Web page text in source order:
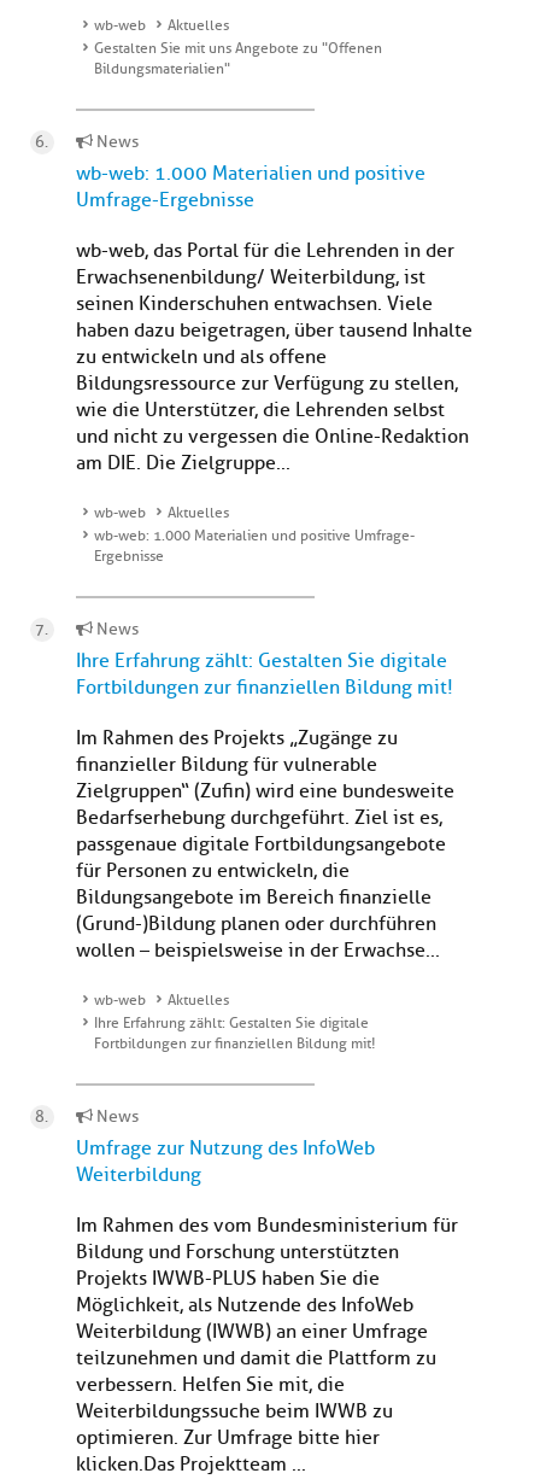
wb-web
Aktuelles
Gestalten Sie mit uns Angebote zu "Offenen
Bildungsmaterialien"
News
wb-web: 1.000 Materialien und positive
Umfrage-Ergebnisse
wb-web, das Portal für die Lehrenden in der
Erwachsenenbildung/ Weiterbildung, ist
seinen Kinderschuhen entwachsen. Viele
haben dazu beigetragen, über tausend Inhalte
zu entwickeln und als offene
Bildungsressource zur Verfügung zu stellen,
wie die Unterstützer, die Lehrenden selbst
und nicht zu vergessen die Online-Redaktion
am DIE. Die Zielgruppe...
wb-web
Aktuelles
wb-web: 1.000 Materialien und positive Umfrage-
Ergebnisse
News
Ihre Erfahrung zählt: Gestalten Sie digitale
Fortbildungen zur finanziellen Bildung mit!
Im Rahmen des Projekts „Zugänge zu
finanzieller Bildung für vulnerable
Zielgruppen“ (Zufin) wird eine bundesweite
Bedarfserhebung durchgeführt. Ziel ist es,
passgenaue digitale Fortbildungsangebote
für Personen zu entwickeln, die
Bildungsangebote im Bereich finanzielle
(Grund-)Bildung planen oder durchführen
wollen – beispielsweise in der Erwachse...
wb-web
Aktuelles
Ihre Erfahrung zählt: Gestalten Sie digitale
Fortbildungen zur finanziellen Bildung mit!
News
Umfrage zur Nutzung des InfoWeb
Weiterbildung
Im Rahmen des vom Bundesministerium für
Bildung und Forschung unterstützten
Projekts IWWB-PLUS haben Sie die
Möglichkeit, als Nutzende des InfoWeb
Weiterbildung (IWWB) an einer Umfrage
teilzunehmen und damit die Plattform zu
verbessern. Helfen Sie mit, die
Weiterbildungssuche beim IWWB zu
optimieren. Zur Umfrage bitte hier
klicken.Das Projektteam ...